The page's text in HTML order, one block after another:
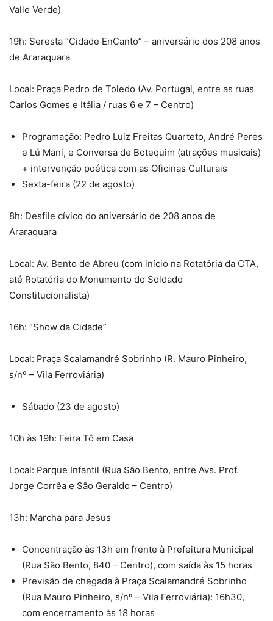
Valle Verde)
19h: Seresta “Cidade EnCanto” – aniversário dos 208 anos
de Araraquara
Local: Praça Pedro de Toledo (Av. Portugal, entre as ruas
Carlos Gomes e Itália / ruas 6 e 7 – Centro)
Programação: Pedro Luiz Freitas Quarteto, André Peres
e Lú Mani, e Conversa de Botequim (atrações musicais)
+ intervenção poética com as Oficinas Culturais
Sexta-feira (22 de agosto)
8h: Desfile cívico do aniversário de 208 anos de
Araraquara
Local: Av. Bento de Abreu (com início na Rotatória da CTA,
até Rotatória do Monumento do Soldado
Constitucionalista)
16h: “Show da Cidade”
Local: Praça Scalamandré Sobrinho (R. Mauro Pinheiro,
s/nº – Vila Ferroviária)
Sábado (23 de agosto)
10h às 19h: Feira Tô em Casa
Local: Parque Infantil (Rua São Bento, entre Avs. Prof.
Jorge Corrêa e São Geraldo – Centro)
13h: Marcha para Jesus
Concentração às 13h em frente à Prefeitura Municipal
(Rua São Bento, 840 – Centro), com saída às 15 horas
Previsão de chegada à Praça Scalamandré Sobrinho
(Rua Mauro Pinheiro, s/nº – Vila Ferroviária): 16h30,
com encerramento às 18 horas